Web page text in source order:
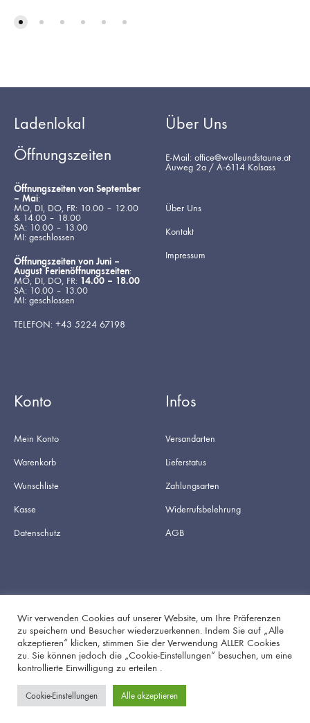
Ladenlokal
Öffnungszeiten
Öffnungszeiten von September
– Mai:
MO, DI, DO, FR: 10.00 – 12.00
& 14.00 – 18.00
SA: 10.00 – 13.00
MI: geschlossen
Öffnungszeiten von Juni –
August Ferienöffnungszeiten:
MO, DI, DO, FR: 14.00 – 18.00
SA: 10.00 – 13.00
MI: geschlossen
TELEFON: +43 5224 67198
Über Uns
E-Mail: office@wolleundstaune.at
Auweg 2a / A-6114 Kolsass
Über Uns
Kontakt
Impressum
Konto
Mein Konto
Warenkorb
Wunschliste
Kasse
Datenschutz
Infos
Versandarten
Lieferstatus
Zahlungsarten
Widerrufsbelehrung
AGB
FacebookInstagram
Wir verwenden Cookies auf unserer Website, um Ihre Präferenzen
zu speichern und Besucher wiederzuerkennen. Indem Sie auf „Alle
akzeptieren“ klicken, stimmen Sie der Verwendung ALLER Cookies
zu. Sie können jedoch die „Cookie-Einstellungen“ besuchen, um eine
kontrollierte Einwilligung zu erteilen .
Cookie-Einstellungen Alle akzeptieren